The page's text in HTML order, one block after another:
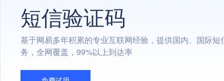
短信验证码
基于网易多年积累的专业互联网经验，提供国内、国际短
务，全网覆盖，99%以上到达率